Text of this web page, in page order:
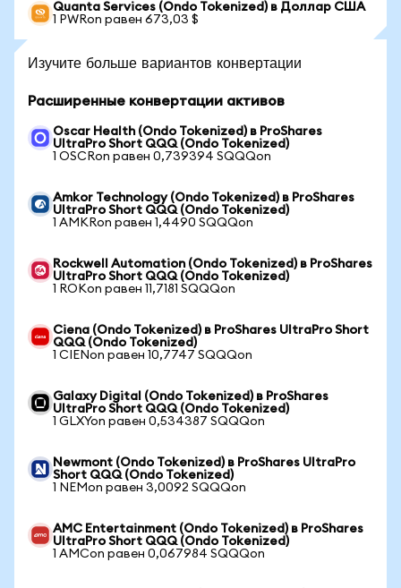
Quanta Services (Ondo Tokenized) в Доллар США
1 PWRon равен 673,03 $
Изучите больше вариантов конвертации
Расширенные конвертации активов
Oscar Health (Ondo Tokenized) в ProShares
UltraPro Short QQQ (Ondo Tokenized)
1 OSCRon равен 0,739394 SQQQon
Amkor Technology (Ondo Tokenized) в ProShares
UltraPro Short QQQ (Ondo Tokenized)
1 AMKRon равен 1,4490 SQQQon
Rockwell Automation (Ondo Tokenized) в ProShares
UltraPro Short QQQ (Ondo Tokenized)
1 ROKon равен 11,7181 SQQQon
Ciena (Ondo Tokenized) в ProShares UltraPro Short
QQQ (Ondo Tokenized)
1 CIENon равен 10,7747 SQQQon
Galaxy Digital (Ondo Tokenized) в ProShares
UltraPro Short QQQ (Ondo Tokenized)
1 GLXYon равен 0,534387 SQQQon
Newmont (Ondo Tokenized) в ProShares UltraPro
Short QQQ (Ondo Tokenized)
1 NEMon равен 3,0092 SQQQon
AMC Entertainment (Ondo Tokenized) в ProShares
UltraPro Short QQQ (Ondo Tokenized)
1 AMCon равен 0,067984 SQQQon